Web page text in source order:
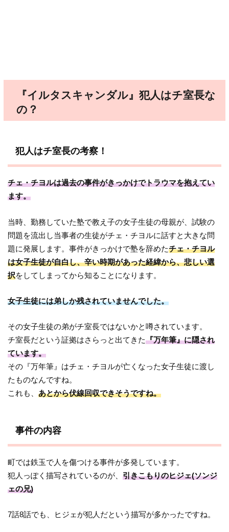
『イルタスキャンダル』犯人はチ室長な
の？
犯人はチ室長の考察！
チェ・チヨルは過去の事件がきっかけでトラウマを抱えてい
ます。
当時、勤務していた塾で教え子の女子生徒の母親が、試験の
問題を流出し当事者の生徒がチェ・チヨルに話すと大きな問
題に発展します。事件がきっかけで塾を辞めたチェ・チヨル
は女子生徒が自白し、辛い時期があった経緯から、悲しい選
択をしてしまってから知ることになります。
女子生徒には弟しか残されていませんでした。
その女子生徒の弟がチ室長ではないかと噂されています。
チ室長だという証拠はさらっと出てきた『万年筆』に隠され
ています。
その『万年筆』はチェ・チヨルが亡くなった女子生徒に渡し
たものなんですね。
これも、あとから伏線回収できそうですね。
事件の内容
町では鉄玉で人を傷つける事件が多発しています。
犯人っぽく描写されているのが、引きこもりのヒジェ(ソンジ
ェの兄)
7話8話でも、ヒジェが犯人だという描写が多かったですね。